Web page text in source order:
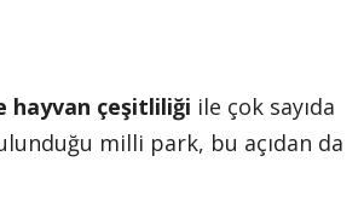
hayvan çeşitliliği ile çok sayıda
milli park, bu açıdan da